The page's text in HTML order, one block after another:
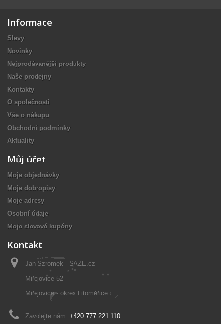
Informace
Slevy
Novinky
Nejprodávanější produkty
Naše prodejny
Kontakty
O společnosti
Vše o nákupu
Obchodní podmínky
Aktuality
Můj účet
Moje objednávky
Moje dobropisy
Moje adresy
Osobní údaje
Moje slevové kupóny
Kontakt
Jan Szromek - SAZE.cz
Miřejovice 52
Miřejovice - okres Litoměřice
Zavolejte nám: +420 777 221 110